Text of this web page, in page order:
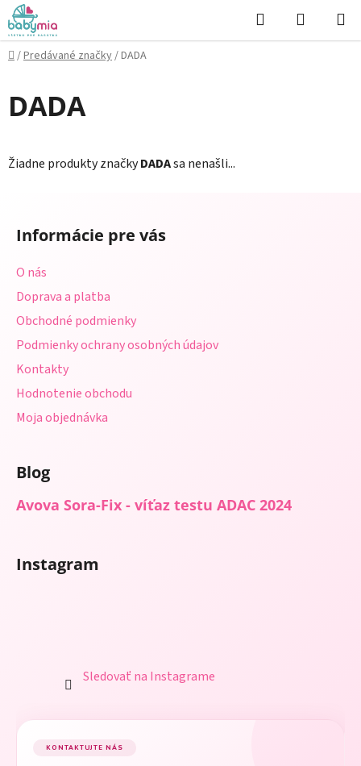
Prejsť
na
obsah
Hľadať
KOŠÍK
Domov
/Predávané značky/DADA
DADA
Žiadne produkty značkyDADAsa nenašli...
Informácie pre vás
O nás
Doprava a platba
Obchodné podmienky
Podmienky ochrany osobných údajov
Kontakty
Hodnotenie obchodu
Moja objednávka
Blog
Avova Sora-Fix - víťaz testu ADAC 2024
Instagram
Sledovať na Instagrame
KONTAKTUJTE NÁS